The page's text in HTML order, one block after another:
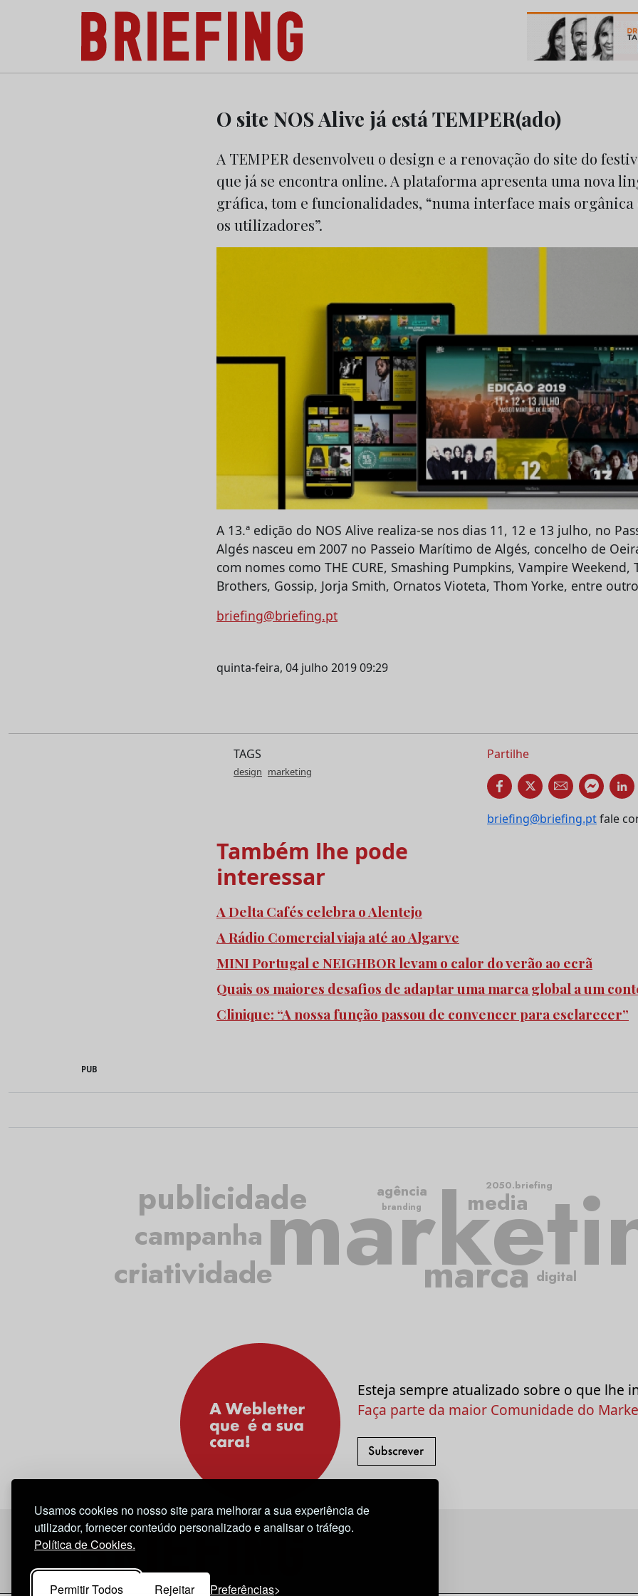
Usamos cookies no nosso site para melhorar a sua experiência de
utilizador, fornecer conteúdo personalizado e analisar o tráfego.
Política de Cookies.
Permitir Todos Rejeitar Preferências
Briefing: Todas as notícias sobre os negócios do Marketing e da Publicidade
O site NOS Alive já está TEMPER(ado)
A TEMPER desenvolveu o design e a renovação do site do
que já se encontra online. A plataforma apresenta uma nova
gráfica, tom e funcionalidades, “numa interface mais
os utilizadores”.
A 13.ª edição do NOS Alive realiza-se nos dias 11, 12 e 13 julho, no
Algés nasceu em 2007 no Passeio Marítimo de Algés, concelho de
com nomes como THE CURE, Smashing Pumpkins, Vampire Weekend,
Brothers, Gossip, Jorja Smith, Ornatos Vioteta, Thom Yorke, entre
briefing@briefing.pt
quinta-feira, 04 julho 2019 09:29
TAGS
design marketing
Partilhe
briefing@briefing.ptfale
Também lhe pode
interessar
A Delta Cafés celebra o Alentejo
A Rádio Comercial viaja até ao Algarve
MINI Portugal e NEIGHBOR levam o calor do verão ao ecrã
Quais os maiores desafios de adaptar uma marca global a um
Clinique: “A nossa função passou de convencer para esclarecer”
PUB
publicidade
marca
criatividade
campanha
media
agência
digital
2050.briefing
branding
Esteja sempre atualizado sobre o que lhe
Faça parte da maior Comunidade do